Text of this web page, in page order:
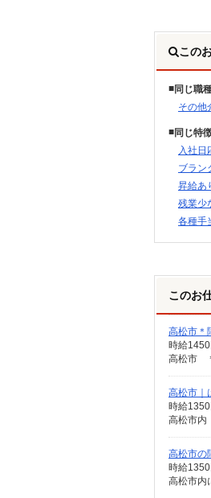
この
同じ職
その他
同じ特
入社日
ブラン
昇給あ
残業少
各種手
このお
高松市＊
時給
高松市
高松市｜
時給
高松市
高松市の
時給
高松市内